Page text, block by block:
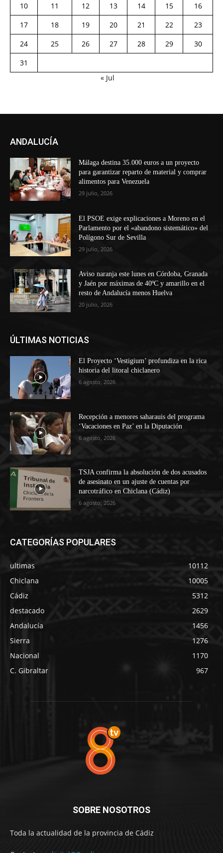
10
11 12 13 14 15
16
17
18 19 20 21 22
23
24
25 26 27 28 29
30
31
« Jul
ANDALUCÍA
Málaga destina 35.000 euros a un proyecto
para garantizar reparto de material y comprar
alimentos para Venezuela
29 julio, 2026
El PSOE exige explicaciones a Moreno en el
Parlamento por el «abandono sistemático» del
Polígono Sur de Sevilla
29 julio, 2026
Aviso naranja este lunes en Córdoba, Granada
y Jaén por máximas de 40ºC y amarillo en el
resto de Andalucía menos Huelva
20 julio, 2026
ÚLTIMAS NOTICIAS
El Proyecto ‘Vestigium’ profundiza en la rica
historia del litoral chiclanero
6 agosto, 2026
Recepción a menores saharauis del programa
‘Vacaciones en Paz’ en la Diputación
6 agosto, 2026
TSJA confirma la absolución de dos acusados
de asesinato en un ajuste de cuentas por
narcotráfico en Chiclana (Cádiz)
6 agosto, 2026
CATEGORÍAS POPULARES
ultimas
10112
Chiclana
10005
Cádiz
5312
destacado
2629
Andalucía
1456
Sierra
1276
Nacional
1170
C. Gibraltar
967
SOBRE NOSOTROS
Toda la actualidad de la provincia de Cádiz